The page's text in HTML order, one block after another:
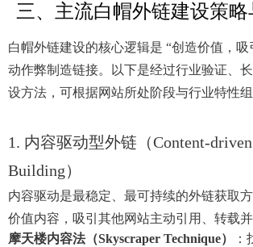
三、主流白帽外链建设策
白帽外链建设的核心逻辑是 “创造价值，吸
动作弊制造链接。以下是经过行业验证、
设方法，可根据网站所处阶段与行业特性组
1. 内容驱动型外链（Content-
Building）
内容驱动是最稳定、最可持续的外链获取
价值内容，吸引其他网站主动引用、转载并
摩天楼内容法（Skyscraper Technique）